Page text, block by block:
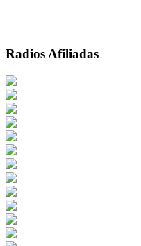
Radios Afiliadas